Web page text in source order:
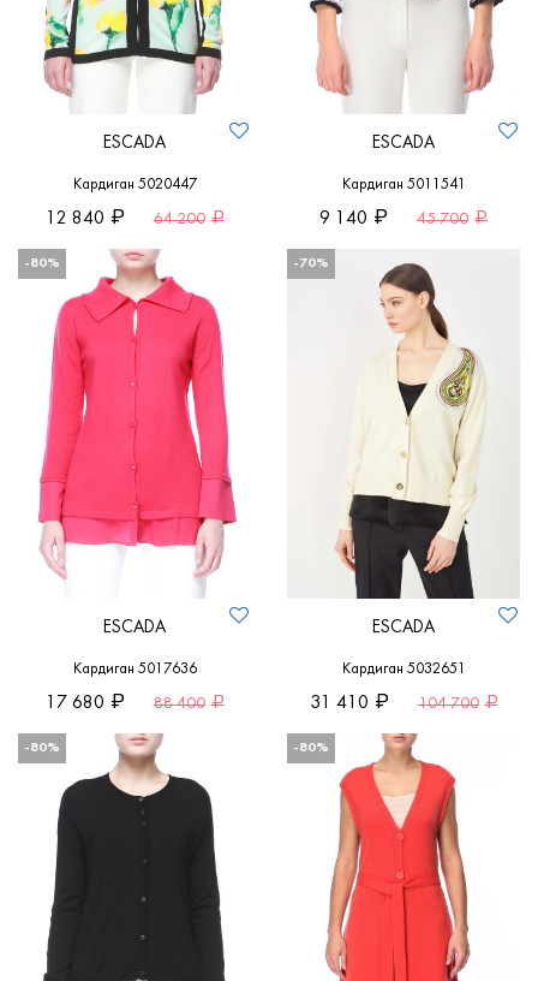
ESCADA
Кардиган 5020447
12 840 64 200
ESCADA
Кардиган 5011541
9 140 45 700
-80%
ESCADA
Кардиган 5017636
17 680 88 400
-70%
ESCADA
Кардиган 5032651
31 410 104 700
-80% -80%